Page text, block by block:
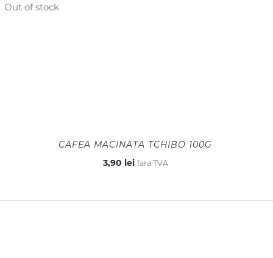
Out of stock
CAFEA MACINATA TCHIBO 100G
3,90 lei fara TVA